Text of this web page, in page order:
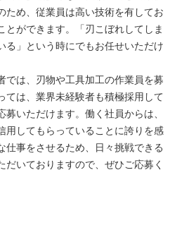
ため、従業員は高い技術を有してお
とができます。「刃こぼれしてしま
る」という時にでもお任せいただけ
では、刃物や工具加工の作業員を募
ては、業界未経験者も積極採用して
いただけます。働く社員からは、
用してもらっていることに誇りを感
仕事をさせるため、日々挑戦できる
いておりますので、ぜひご応募く